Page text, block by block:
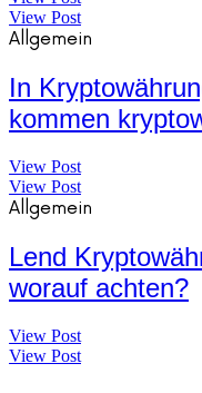
View Post
Allgemein
In
kommen
View Post
View Post
Allgemein
Lend
worauf achten?
View Post
View Post